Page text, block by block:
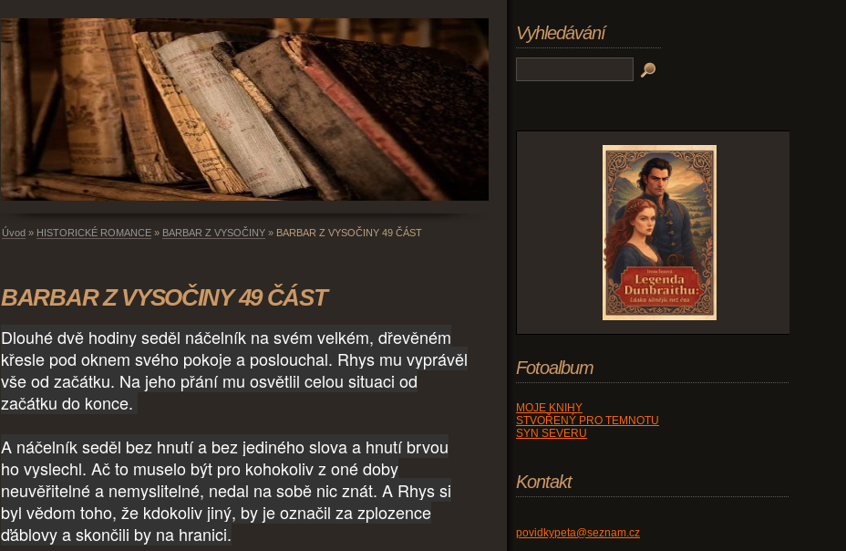
Úvod » HISTORICKÉ ROMANCE » BARBAR Z VYSOČINY » BARBAR Z VYSOČINY 49 ČÁST
BARBAR Z VYSOČINY 49 ČÁST
Dlouhé dvě hodiny seděl náčelník na svém velkém, dřevěném
křesle pod oknem svého pokoje a poslouchal. Rhys mu vyprávěl
vše od začátku. Na jeho přání mu osvětlil celou situaci od
začátku do konce.
A náčelník seděl bez hnutí a bez jediného slova a hnutí brvou
ho vyslechl. Ač to muselo být pro kohokoliv z oné doby
neuvěřitelné a nemyslitelné, nedal na sobě nic znát. A Rhys si
byl vědom toho, že kdokoliv jiný, by je označil za zplozence
ďáblovy a skončili by na hranici.
Vyhledávání
Fotoalbum
MOJE KNIHY
STVOŘENÝ PRO TEMNOTU
SYN SEVERU
Kontakt
povidkypeta@seznam.cz